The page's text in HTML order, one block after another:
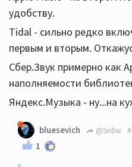
удобству.
Tidal - сильно редко
первым и вторым.
Сбер.Звук примерно как
наполняемости
Яндекс.Музыка - ну...на
bluesevich @Sn0w
1